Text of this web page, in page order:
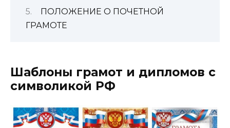
ПОЛОЖЕНИЕ О ПОЧЕТНОЙ
ГРАМОТЕ
Шаблоны грамот и дипломов с
символикой РФ